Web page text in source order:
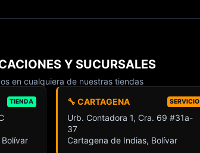
Y SUCURSALES
en cualquiera de nuestras tiendas
TIENDA 🔧 CARTAGENA SERVICIO
Urb. Contadora 1, Cra. 69 #31a-
37
Cartagena de Indias, Bolívar